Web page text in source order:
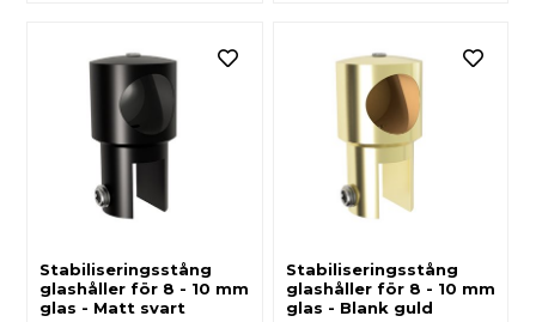
Stabiliseringsstång
glashåller för 8 - 10 mm
glas - Matt svart
Stabiliseringsstång
glashåller för 8 - 10 mm
glas - Blank guld